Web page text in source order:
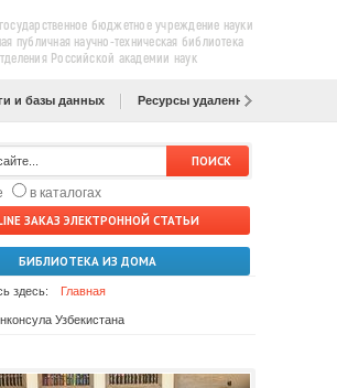
бюджетное учреждение науки
публичная научно-техническая библиотека
Российской академии наук
и базы данных Ресурсы удаленного доступа
в каталогах
ЗАКАЗ ЭЛЕКТРОННОЙ СТАТЬИ
БИБЛИОТЕКА ИЗ ДОМА
здесь: Главная
Узбекистана